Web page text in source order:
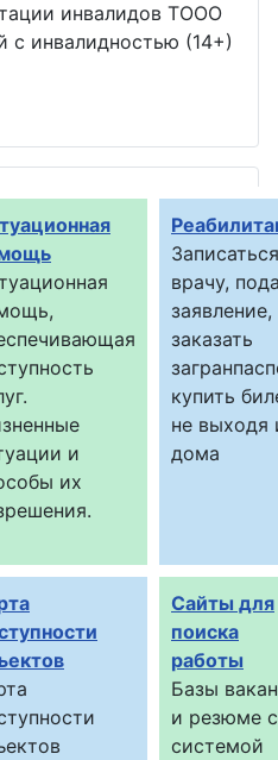
инвалидов ТООО
с инвалидностью (14+)
и
их
врачу,
заявление,
заказать
купить
не выходя
дома
Сайты для
поиска
работы
Базы
и резюме с
системой